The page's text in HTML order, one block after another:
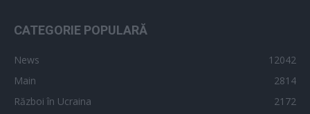
CATEGORIE POPULARĂ
News
12042
Main
2814
Război în Ucraina
2172